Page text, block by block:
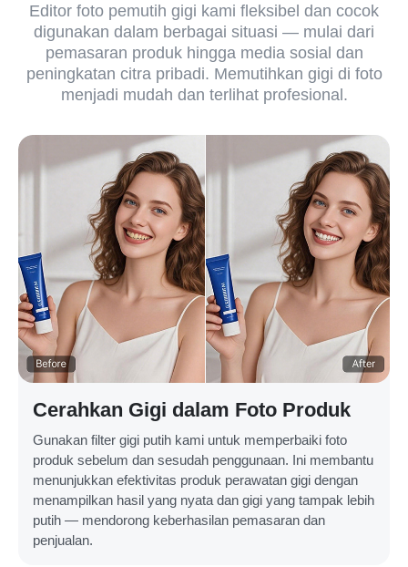
Editor foto pemutih gigi kami fleksibel dan cocok
digunakan dalam berbagai situasi — mulai dari
pemasaran produk hingga media sosial dan
peningkatan citra pribadi. Memutihkan gigi di foto
menjadi mudah dan terlihat profesional.
Cerahkan Gigi dalam Foto Produk
Gunakan filter gigi putih kami untuk memperbaiki foto
produk sebelum dan sesudah penggunaan. Ini membantu
menunjukkan efektivitas produk perawatan gigi dengan
menampilkan hasil yang nyata dan gigi yang tampak lebih
putih — mendorong keberhasilan pemasaran dan
penjualan.